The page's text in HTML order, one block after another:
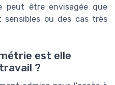
peut être envisagée que
sensibles ou des cas très
est elle
?